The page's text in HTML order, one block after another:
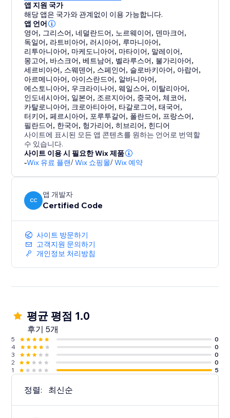
앱 지원 국가
해당 앱은 국가와 관계없이 이용 가능합니다.
앱 언어
영어, 그리스어, 네덜란드어, 노르웨이어, 덴마크어,
독일어, 라트비아어, 러시아어, 루마니아어,
리투아니아어, 마케도니아어, 마타이어, 말레이어,
몽고어, 바스크어,베트남어, 벨라루스어, 불가리아어,
세르비아어, 스웨덴어, 스페인어, 슬로바키아어, 아랍어,
아르메니아어, 아이스란드어, 알바니아어,
에스토니아어, 우크라이나어,웨일스어, 이탈리아어,
인도네시아어, 일본어, 조르지아어, 중국어, 체코어,
카탈로니아어, 크로아티아어, 타갈로그어,태국어,
터키어,페르시아어, 포루투갈어, 폴란드어, 프랑스어,
필란드어, 한국어, 헝가리어,히브리어, 힌디어
사이트에 표시된 모든 앱 콘텐츠를 원하는 언어로 번역할
수 있습니다.
사이트 이용 시 필요한 Wix 제품
-Wix 유료 플랜/Wix 쇼핑몰/Wix 예약
CC
앱 개발자
Certified Code
사이트 방문하기
고객지원 문의하기
개인정보 처리방침
평균 평점 1.0
후기 5개
5
0
4
0
3
0
2
0
1
5
정렬: 최신순